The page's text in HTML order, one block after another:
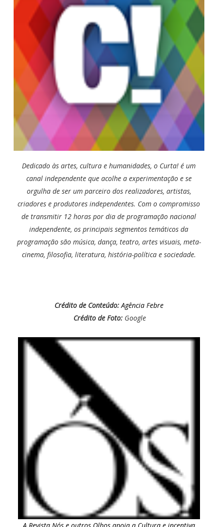
Dedicado às artes, cultura e humanidades, o Curta! é um
canal independente que acolhe a experimentação e se
orgulha de ser um parceiro dos realizadores, artistas,
criadores e produtores independentes. Com o compromisso
de transmitir 12 horas por dia de programação nacional
independente, os principais segmentos temáticos da
programação são música, dança, teatro, artes visuais, meta-
cinema, filosofia, literatura, história-política e sociedade.
Crédito de Conteúdo: Agência Febre
Crédito de Foto: Google